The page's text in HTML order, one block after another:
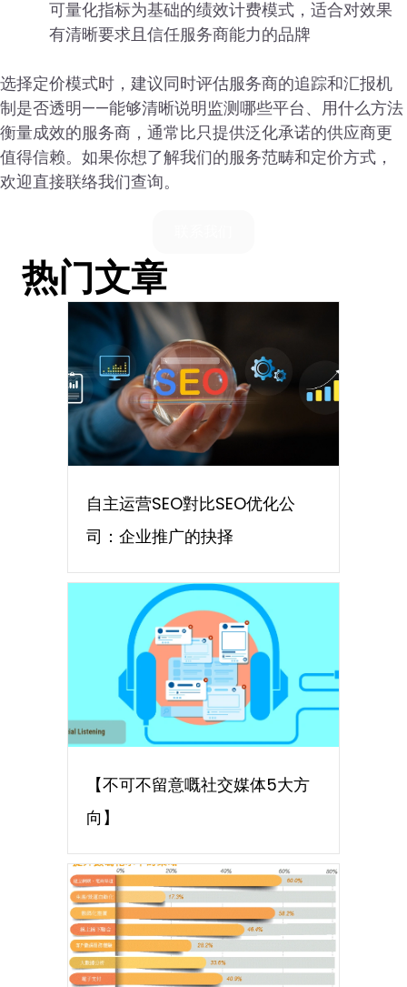
可量化指标为基础的绩效计费模式，适合对效果
有清晰要求且信任服务商能力的品牌
选择定价模式时，建议同时评估服务商的追踪和汇报机
制是否透明——能够清晰说明监测哪些平台、用什么方法
衡量成效的服务商，通常比只提供泛化承诺的供应商更
值得信赖。如果你想了解我们的服务范畴和定价方式，
欢迎直接联络我们查询。
热门文章
自主运营SEO對比SEO优化公
司：企业推广的抉择
【不可不留意嘅社交媒体5大方
向】